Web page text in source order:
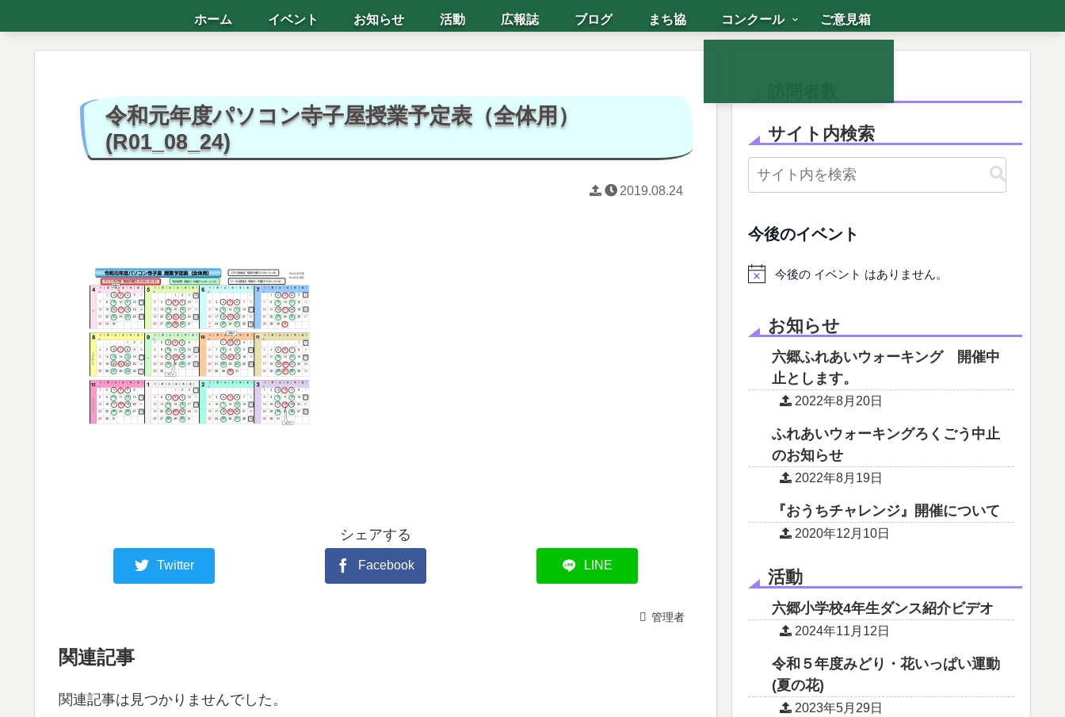
ホーム イベント お知らせ 活動 広報誌 ブログ まち協 コンクール ご意見箱
令和元年度パソコン寺子屋授業予定表（全体用）
(R01_08_24)
2019.08.24
シェアする
Twitter Facebook LINE
管理者
関連記事
関連記事は見つかりませんでした。
サイト内検索
今後のイベント
今後の イベント はありません。
お知らせ
六郷ふれあいウォーキング 開催中
止とします。
2022年8月20日
ふれあいウォーキングろくごう中止
のお知らせ
2022年8月19日
『おうちチャレンジ』開催について
2020年12月10日
活動
六郷小学校4年生ダンス紹介ビデオ
2024年11月12日
令和５年度みどり・花いっぱい運動
(夏の花)
2023年5月29日